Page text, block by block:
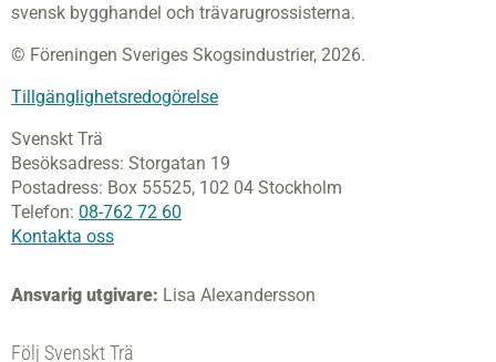
svensk bygghandel och trävarugrossisterna.
© Föreningen Sveriges Skogsindustrier, 2026.
Tillgänglighetsredogörelse
Svenskt Trä
Besöksadress: Storgatan 19
Postadress: Box 55525, 102 04 Stockholm
Telefon: 08-762 72 60
Kontakta oss
Ansvarig utgivare: Lisa Alexandersson
Följ Svenskt Trä